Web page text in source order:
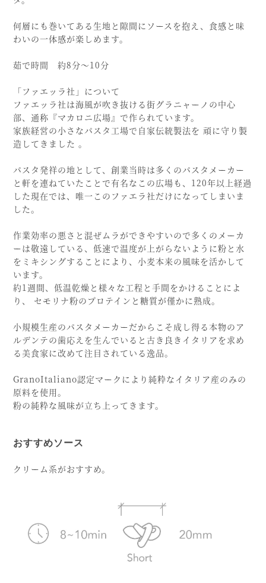
何層にも巻いてある生地と隙間にソースを抱え、食感と味
わいの一体感が楽しめます。
茹で時間 約8分〜10分
「ファエッラ社」について
ファエッラ社は海風が吹き抜ける街グラニャーノの中心
部、通称『マカロニ広場』で作られています。
家族経営の小さなパスタ工場で自家伝統製法を 頑に守り製
造してきました 。
パスタ発祥の地として、創業当時は多くのパスタメーカー
と軒を連ねていたことで有名なこの広場も、120年以上経過
した現在では、唯一このファエラ社だけになってしまいま
した。
作業効率の悪さと混ぜムラができやすいので多くのメーカ
ーは敬遠している、低速で温度が上がらないように粉と水
をミキシングすることにより、小麦本来の風味を活かして
います。
約1週間、低温乾燥と様々な工程と手間をかけることによ
り、 セモリナ粉のプロテインと糖質が僅かに熟成。
小規模生産のパスタメーカーだからこそ成し得る本物のア
ルデンテの歯応えを生んでいると古き良きイタリアを求め
る美食家に改めて注目されている逸品。
GranoItaliano認定マークにより純粋なイタリア産のみの
原料を使用。
粉の純粋な風味が立ち上ってきます。
おすすめソース
クリーム系がおすすめ。